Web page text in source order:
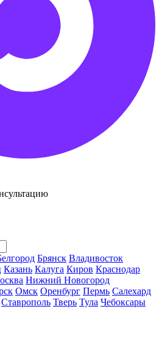
Брянск Владивосток
Казань Калуга Киров Краснодар
Нижний Новогород
Омск Оренбург Пермь Салехард
Ставрополь Тверь Тула Чебоксары